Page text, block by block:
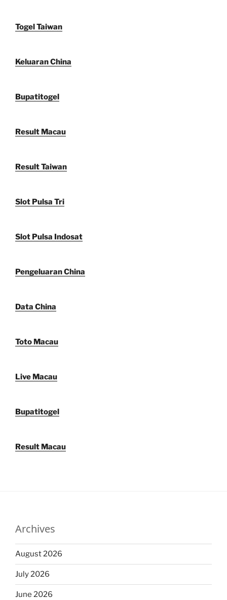
Togel Taiwan
Keluaran China
Bupatitogel
Result Macau
Result Taiwan
Slot Pulsa Tri
Slot Pulsa Indosat
Pengeluaran China
Data China
Toto Macau
Live Macau
Bupatitogel
Result Macau
Archives
August 2026
July 2026
June 2026